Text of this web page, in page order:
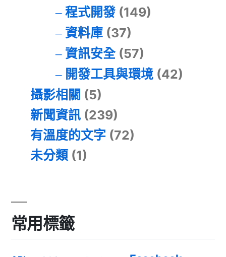
程式開發(149)
資料庫(37)
資訊安全(57)
開發工具與環境(42)
攝影相關 (5)
新聞資訊 (239)
有溫度的文字 (72)
未分類 (1)
常用標籤